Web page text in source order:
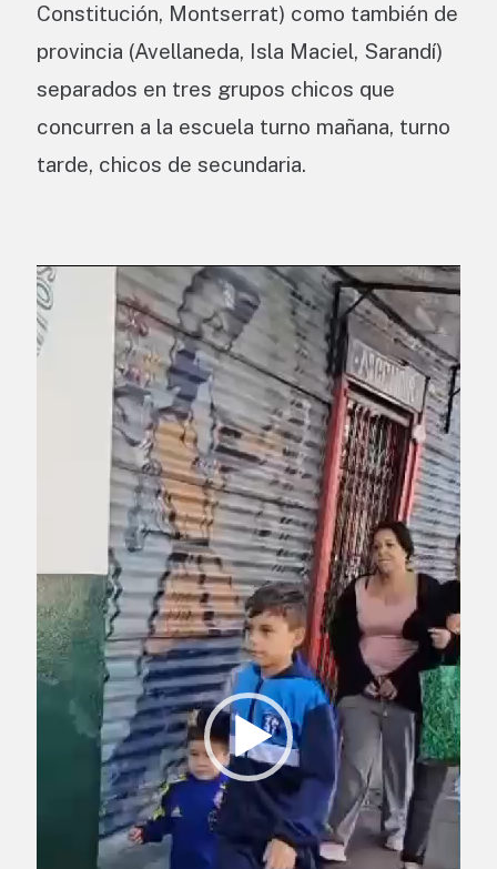
Constitución, Montserrat) como también de
provincia (Avellaneda, Isla Maciel, Sarandí)
separados en tres grupos chicos que
concurren a la escuela turno mañana, turno
tarde, chicos de secundaria.
Reproductor
de
vídeo